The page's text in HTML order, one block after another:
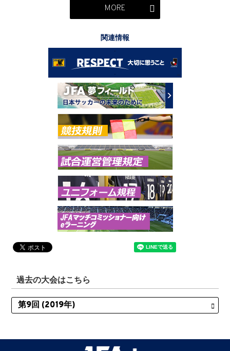
MORE
関連情報
過去の大会はこちら